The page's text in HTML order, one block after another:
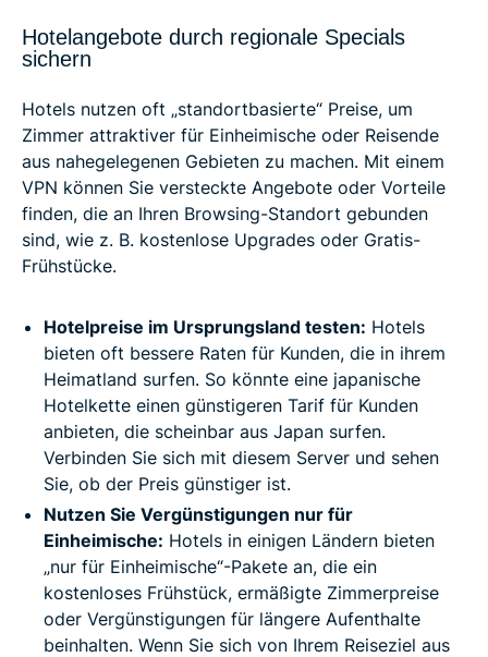
Hotelangebote durch regionale Specials
sichern
Hotels nutzen oft „standortbasierte“ Preise, um
Zimmer attraktiver für Einheimische oder Reisende
aus nahegelegenen Gebieten zu machen. Mit einem
VPN können Sie versteckte Angebote oder Vorteile
finden, die an Ihren Browsing-Standort gebunden
sind, wie z. B. kostenlose Upgrades oder Gratis-
Frühstücke.
Hotelpreise im Ursprungsland testen: Hotels
bieten oft bessere Raten für Kunden, die in ihrem
Heimatland surfen. So könnte eine japanische
Hotelkette einen günstigeren Tarif für Kunden
anbieten, die scheinbar aus Japan surfen.
Verbinden Sie sich mit diesem Server und sehen
Sie, ob der Preis günstiger ist.
Nutzen Sie Vergünstigungen nur für
Einheimische: Hotels in einigen Ländern bieten
„nur für Einheimische“-Pakete an, die ein
kostenloses Frühstück, ermäßigte Zimmerpreise
oder Vergünstigungen für längere Aufenthalte
beinhalten. Wenn Sie sich von Ihrem Reiseziel aus